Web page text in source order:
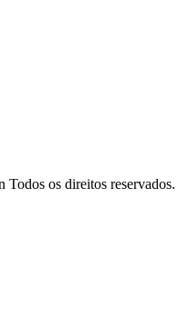
os direitos reservados.